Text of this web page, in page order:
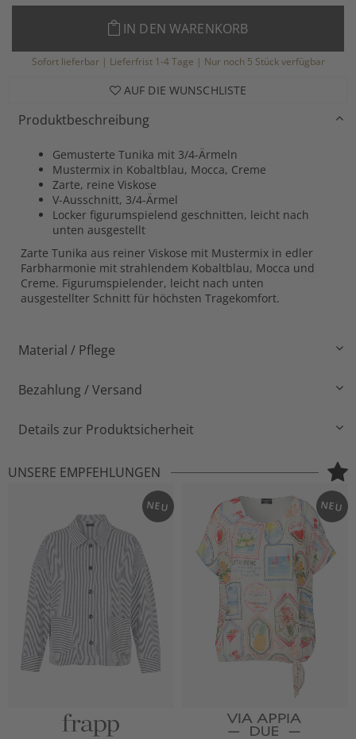
IN DEN WARENKORB
Sofort lieferbar | Lieferfrist 1-4 Tage | Nur noch 5 Stück verfügbar
AUF DIE WUNSCHLISTE
Produktbeschreibung
Gemusterte Tunika mit 3/4-Ärmeln
Mustermix in Kobaltblau, Mocca, Creme
Zarte, reine Viskose
V-Ausschnitt, 3/4-Ärmel
Locker figurumspielend geschnitten, leicht nach
unten ausgestellt
Zarte Tunika aus reiner Viskose mit Mustermix in edler
Farbharmonie mit strahlendem Kobaltblau, Mocca und
Creme. Figurumspielender, leicht nach unten
ausgestellter Schnitt für höchsten Tragekomfort.
Material / Pflege
Bezahlung / Versand
Details zur Produktsicherheit
UNSERE EMPFEHLUNGEN
NEU NEU